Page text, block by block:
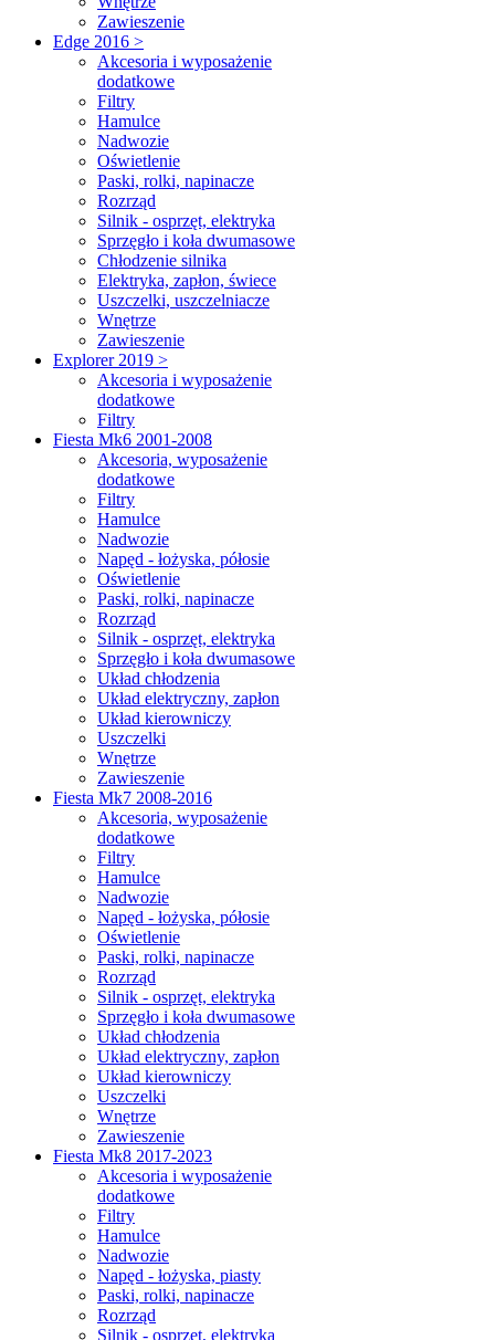
Zawieszenie
Edge 2016 >
Akcesoria i wyposażenie
dodatkowe
Filtry
Hamulce
Nadwozie
Oświetlenie
Paski, rolki, napinacze
Rozrząd
Silnik - osprzęt, elektryka
Sprzęgło i koła dwumasowe
Chłodzenie silnika
Elektryka, zapłon, świece
Uszczelki, uszczelniacze
Wnętrze
Zawieszenie
Explorer 2019 >
Akcesoria i wyposażenie
dodatkowe
Filtry
Fiesta Mk6 2001-2008
Akcesoria, wyposażenie
dodatkowe
Filtry
Hamulce
Nadwozie
Napęd - łożyska, półosie
Oświetlenie
Paski, rolki, napinacze
Rozrząd
Silnik - osprzęt, elektryka
Sprzęgło i koła dwumasowe
Układ chłodzenia
Układ elektryczny, zapłon
Układ kierowniczy
Uszczelki
Wnętrze
Zawieszenie
Fiesta Mk7 2008-2016
Akcesoria, wyposażenie
dodatkowe
Filtry
Hamulce
Nadwozie
Napęd - łożyska, półosie
Oświetlenie
Paski, rolki, napinacze
Rozrząd
Silnik - osprzęt, elektryka
Sprzęgło i koła dwumasowe
Układ chłodzenia
Układ elektryczny, zapłon
Układ kierowniczy
Uszczelki
Wnętrze
Zawieszenie
Fiesta Mk8 2017-2023
Akcesoria i wyposażenie
dodatkowe
Filtry
Hamulce
Nadwozie
Napęd - łożyska, piasty
Paski, rolki, napinacze
Rozrząd
Silnik - osprzęt, elektryka